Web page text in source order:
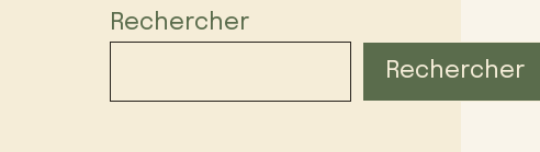
Rechercher
Rechercher